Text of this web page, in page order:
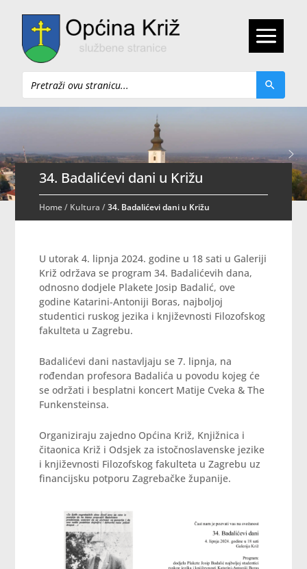
Pretraži
34. Badalićevi dani u Križu
Home/ Kultura /34. Badalićevi dani u Križu
U utorak 4. lipnja 2024. godine u 18 sati u Galeriji
Križ održava se program 34. Badalićevih dana,
odnosno dodjele Plakete Josip Badalić, ove
godine Katarini-Antoniji Boras, najboljoj
studentici ruskog jezika i književnosti Filozofskog
fakulteta u Zagrebu.
Badalićevi dani nastavljaju se 7. lipnja, na
rođendan profesora Badalića u povodu kojeg će
se održati i besplatni koncert Matije Cveka & The
Funkensteinsa.
Organiziraju zajedno Općina Križ, Knjižnica i
čitaonica Križ i Odsjek za istočnoslavenske jezike
i književnosti Filozofskog fakulteta u Zagrebu uz
financijsku potporu Zagrebačke županije.